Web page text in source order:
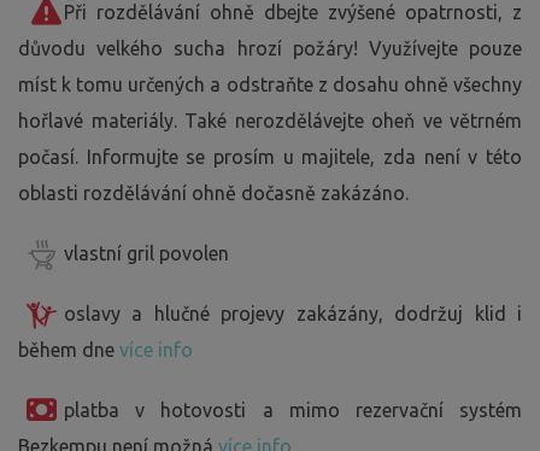
Při rozdělávání ohně dbejte zvýšené opatrnosti, z
důvodu velkého sucha hrozí požáry! Využívejte pouze
míst k tomu určených a odstraňte z dosahu ohně všechny
hořlavé materiály. Také nerozdělávejte oheň ve větrném
počasí. Informujte se prosím u majitele, zda není v této
oblasti rozdělávání ohně dočasně zakázáno.
vlastní gril povolen
oslavy a hlučné projevy zakázány, dodržuj klid i
během dne více info
platba v hotovosti a mimo rezervační systém
Bezkempu není možná více info